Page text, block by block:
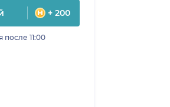
+ 200
11:00